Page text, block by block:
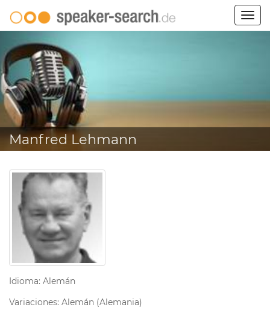
Manfred Lehmann
Idioma: Alemán
Variaciones: Alemán (Alemania)